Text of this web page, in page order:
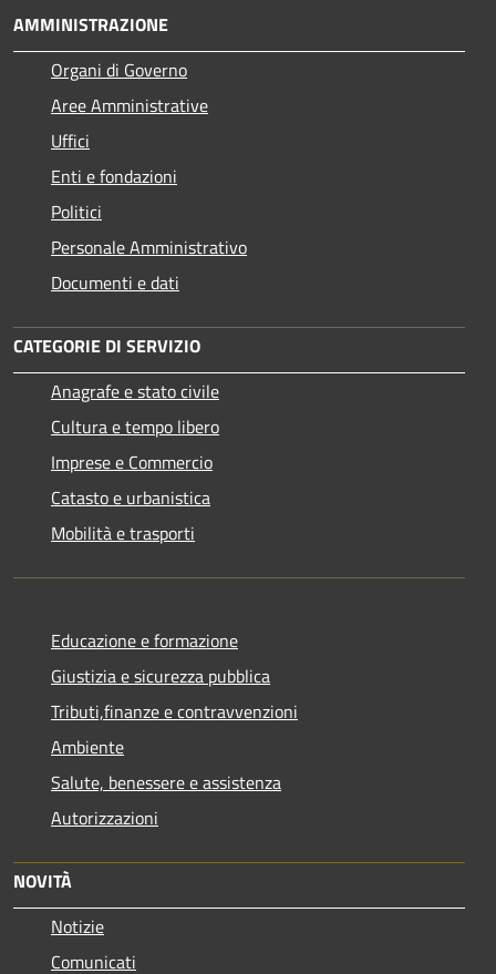
AMMINISTRAZIONE
Organi di Governo
Aree Amministrative
Uffici
Enti e fondazioni
Politici
Personale Amministrativo
Documenti e dati
CATEGORIE DI SERVIZIO
Anagrafe e stato civile
Cultura e tempo libero
Imprese e Commercio
Catasto e urbanistica
Mobilità e trasporti
Educazione e formazione
Giustizia e sicurezza pubblica
Tributi,finanze e contravvenzioni
Ambiente
Salute, benessere e assistenza
Autorizzazioni
NOVITÀ
Notizie
Comunicati